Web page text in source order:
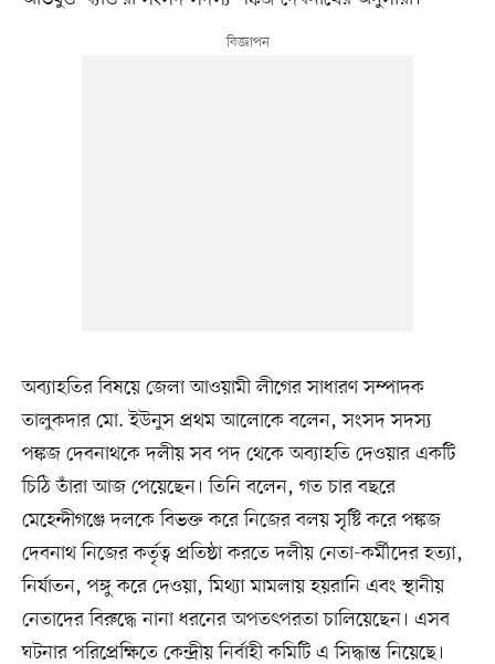
অব্যাহতির বিষয়ে জেলা আওয়ামী লীগের সাধারণ সম্পাদক
তালুকদার মো. ইউনুস প্রথম আলোকে বলেন, সংসদ সদস্য
পঙ্কজ দেবনাথকে দলীয় সব পদ থেকে অব্যাহতি দেওয়ার একটি
চিঠি তাঁরা আজ পেয়েছেন। তিনি বলেন, গত চার বছরে
মেহেন্দীগঞ্জে দলকে বিভক্ত করে নিজের বলয় সৃষ্টি করে পঙ্কজ
দেবনাথ নিজের কর্তৃত্ব প্রতিষ্ঠা করতে দলীয় নেতা-কর্মীদের হত্যা,
নির্যাতন, পঙ্গু করে দেওয়া, মিথ্যা মামলায় হয়রানি এবং স্থানীয়
নেতাদের বিরুদ্ধে নানা ধরনের অপতৎপরতা চালিয়েছেন। এসব
ঘটনার পরিপ্রেক্ষিতে কেন্দ্রীয় নির্বাহী কমিটি এ সিদ্ধান্ত নিয়েছে।